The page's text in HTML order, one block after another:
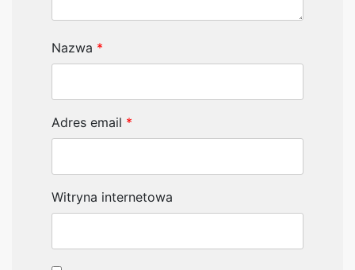
Nazwa *
Adres email *
Witryna internetowa